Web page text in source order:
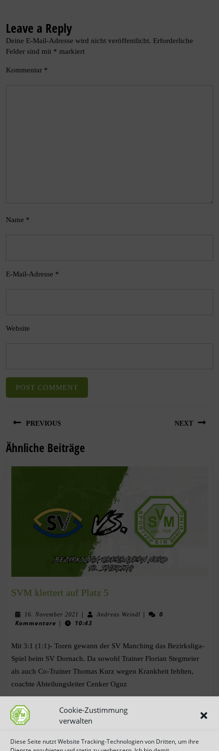
Cookie-Zustimmung
verwalten
Diese Seite nutzt Website Tracking-Technologien von Dritten, um ihre
Leave a Reply
Deine E-Mail-Adresse wird nicht veröffentlicht. Erforderliche
Felder sind mit * markiert
Kommentar *
Name *
E-Mail-Adresse *
Website
PREVIOUS NEXT
Ähnliche Beiträge
SVM klettert auf Platz 5
16. November 2021 | Andreas Weindl |
0
Kommentare | 10:43
Mit 3:1 (1:1)- Toren gewann der SV Manching das Bezirksliga-
Spiel beim SV Dornach. Da sowohl Trainer Florian Stegmeier
als auch Co-Trainer Thomas Kurz wegen Krankheit fehlten,
coachte Abteilungsleiter Cenker Oguz
WEITERLESEN